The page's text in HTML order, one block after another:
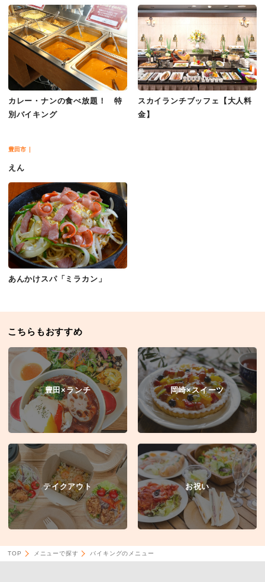
カレー・ナンの食べ放題！ 特
別バイキング
スカイランチブッフェ【大人料
金】
豊田市
えん
あんかけスパ「ミラカン」
こちらもおすすめ
豊田×ランチ 岡崎×スイーツ
テイクアウト お祝い
TOP メニューで探す バイキングのメニュー